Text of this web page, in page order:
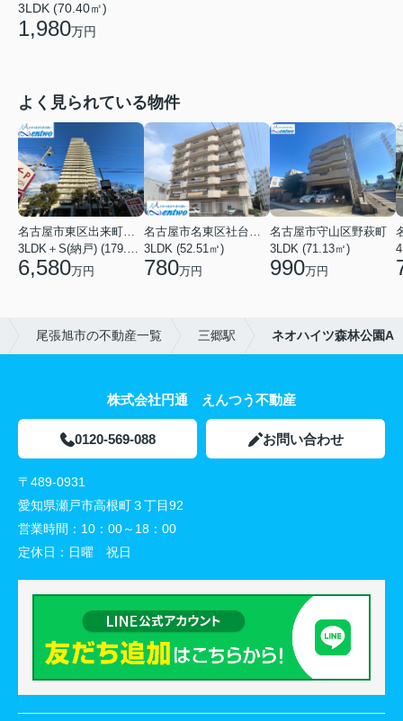
3LDK (70.40㎡)
1,980万円
よく見られている物件
名古屋市東区出来町２丁目
3LDK＋S(納戸) (179.54㎡)
6,580万円
名古屋市名東区社台３丁目
3LDK (52.51㎡)
780万円
名古屋市守山区野萩町
3LDK (71.13㎡)
990万円
尾張旭市の不動産一覧 三郷駅 ネオハイツ森林公園A
株式会社円通 えんつう不動産
0120-569-088 お問い合わせ
〒489-0931
愛知県瀬戸市高根町３丁目92
営業時間： 10：00～18：00
定休日： 日曜 祝日